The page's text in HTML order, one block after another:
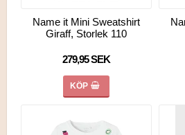
Lägg
Lägg
Name it Mini Sweatshirt
Giraff, Storlek 110
279,95 SEK
KÖP